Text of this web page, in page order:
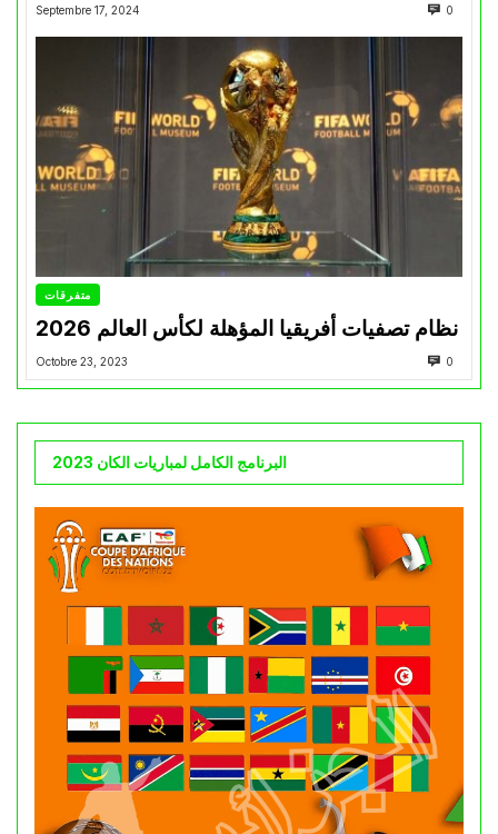
Septembre 17, 2024 0
متفرقات
نظام تصفيات أفريقيا المؤهلة لكأس العالم 2026
Octobre 23, 2023 0
البرنامج الكامل لمباريات الكان 2023